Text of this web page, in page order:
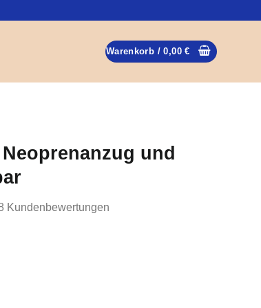
Warenkorb /0,00€
und
Kundenbewertungen